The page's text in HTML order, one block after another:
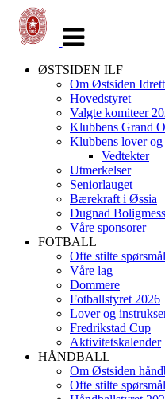
navigasjon
ØSTSIDEN ILF
Om Østsiden
Hovedstyret
Valgte komiteer
Klubbens Grand
Klubbens lover og
Vedtekter
Utmerkelser
Seniorlauget
Bærekraft i Øssia
Dugnad
Våre sponsorer
FOTBALL
Ofte stilte spørsmål
Våre lag
Dommere
Fotballstyret 2026
Lover og
Fredrikstad Cup
Aktivitetskalender
HÅNDBALL
Om Østsiden
Ofte stilte spørsmål